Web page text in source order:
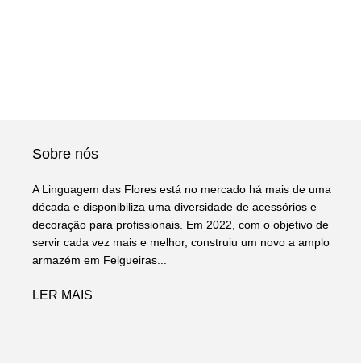
Sobre nós
A Linguagem das Flores está no mercado há mais de uma
década e disponibiliza uma diversidade de acessórios e
decoração para profissionais. Em 2022, com o objetivo de
servir cada vez mais e melhor, construiu um novo a amplo
armazém em Felgueiras...
LER MAIS